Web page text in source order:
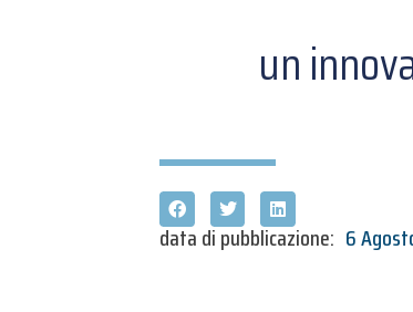
un
data di pubblicazione: 6